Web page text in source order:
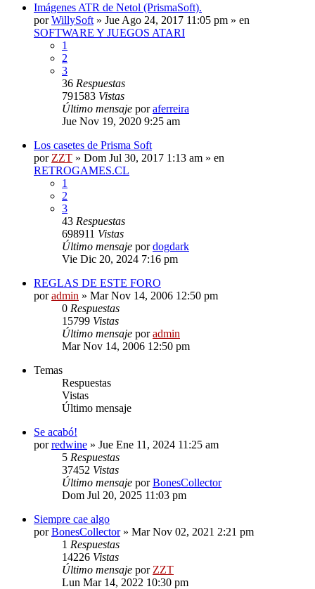
Imágenes ATR de Netol (PrismaSoft).
porWillySoft » Jue Ago 24, 2017 11:05 pm » en
SOFTWARE Y JUEGOS ATARI
1
2
3
36 Respuestas
791583 Vistas
Último mensaje poraferreira
Jue Nov 19, 2020 9:25 am
Los casetes de Prisma Soft
por ZZT » Dom Jul 30, 2017 1:13 am » en
RETROGAMES.CL
1
2
3
43 Respuestas
698911 Vistas
Último mensaje pordogdark
Vie Dic 20, 2024 7:16 pm
REGLAS DE ESTE FORO
poradmin » Mar Nov 14, 2006 12:50 pm
0 Respuestas
15799 Vistas
Último mensaje poradmin
Mar Nov 14, 2006 12:50 pm
Temas
Respuestas
Vistas
Último mensaje
Se acabó!
porredwine » Jue Ene 11, 2024 11:25 am
5 Respuestas
37452 Vistas
Último mensaje porBonesCollector
Dom Jul 20, 2025 11:03 pm
Siempre cae algo
porBonesCollector» Mar Nov 02, 2021 2:21 pm
1 Respuestas
14226 Vistas
Último mensaje por ZZT
Lun Mar 14, 2022 10:30 pm